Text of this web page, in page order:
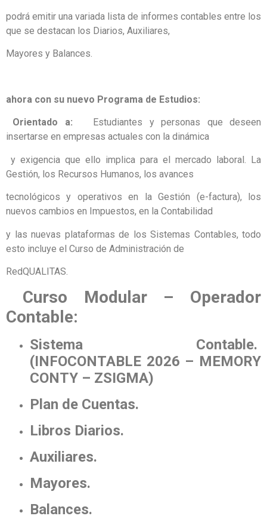
podrá emitir una variada lista de informes contables entre los
que se destacan los Diarios, Auxiliares,
Mayores y Balances.
ahora con su nuevo Programa de Estudios:
Orientado a:
Estudiantes y personas que deseen
insertarse en empresas actuales con la dinámica
y exigencia que ello implica para el mercado laboral. La
Gestión, los Recursos Humanos, los avances
tecnológicos y operativos en la Gestión (e-factura), los
nuevos cambios en Impuestos, en la Contabilidad
y las nuevas plataformas de los Sistemas Contables, todo
esto incluye el Curso de Administración de
RedQUALITAS.
Curso Modular – Operador
Contable:
Sistema Contable.
(INFOCONTABLE 2026 – MEMORY
CONTY – ZSIGMA)
Plan de Cuentas.
Libros Diarios.
Auxiliares.
Mayores.
Balances.